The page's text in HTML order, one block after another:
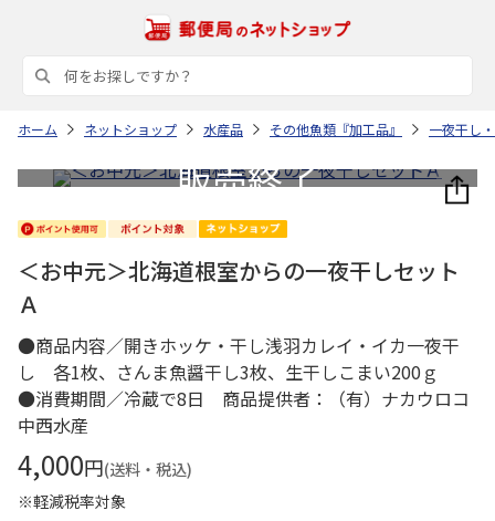
ホーム ネットショップ 水産品 その他魚類『加工品』 一夜干し
＜お中元＞北海道根室からの一夜干しセット
Ａ
●商品内容／開きホッケ・干し浅羽カレイ・イカ一夜干
し 各1枚、さんま魚醤干し3枚、生干しこまい200ｇ
●消費期間／冷蔵で8日 商品提供者：（有）ナカウロコ
中西水産
4,000円(送料・税込)
※軽減税率対象